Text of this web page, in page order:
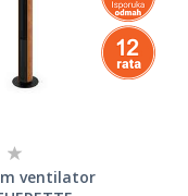
ventilator